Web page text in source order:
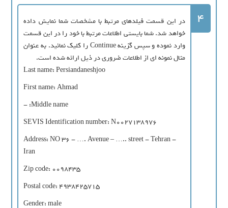
4
در این قسمت فیلدهای مرتبط با مشخصات شما نمایش داده
خواهد شد. شما بایستی اطلاعات مرتبط با خود را در این قسمت
وارد نموده و سپس گزینه Continue را کلیک نمائید. به عنوان
مثال نمونه ای از اطلاعات ضروری در ذیل ارائه شده است.
Last name: Persiandaneshjoo
First name: Ahmad
Middle name: -
SEVIS Identification number: N0027138976
Address: NO 36 - …. Avenue – ….. street - Tehran -
Iran
Zip code: 0098435
Postal code: 4938425715
Gender: male